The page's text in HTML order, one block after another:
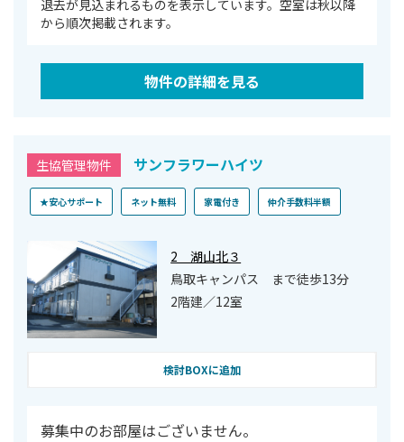
退去が⾒込まれるものを表⽰しています。空室は秋以降
から順次掲載されます。
物件の詳細を見る
生協管理物件 サンフラワーハイツ
★安心サポート ネット無料 家電付き 仲介手数料半額
2 湖山北３
鳥取キャンパス まで徒歩13分
2階建／12室
検討BOXに追加
募集中のお部屋はございません。